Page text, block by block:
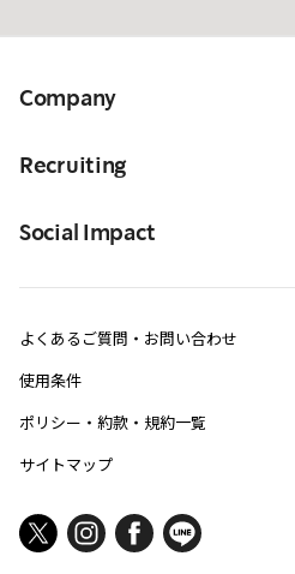
Company
Recruiting
Social Impact
よくあるご質問・お問い合わせ
使用条件
ポリシー・約款・規約一覧
サイトマップ